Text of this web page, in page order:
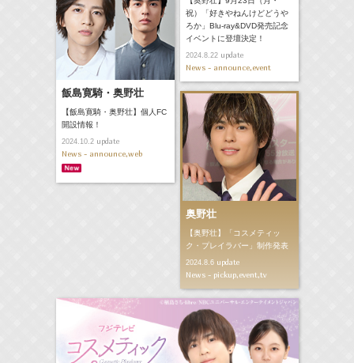
飯島寛騎・奥野壮
【飯島寛騎・奥野壮】個人FC
開設情報！
2024.10.2update
News - announce,web
祝）「好きやねんけどどうや
ろか」Blu-ray&DVD発売記念
イベントに登壇決定！
2024.8.22update
News - announce,event
奥野壮
【奥野壮】「コスメティッ
ク・プレイラバー」制作発表
2024.8.6update
News - pickup,event,tv